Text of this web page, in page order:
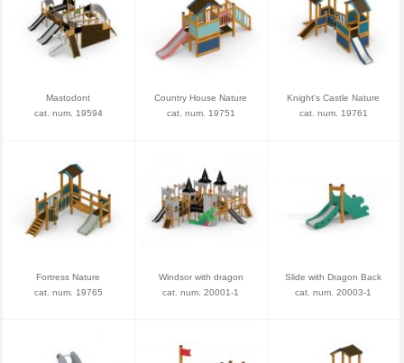
Mastodont
cat. num. 19594
Country House Nature
cat. num. 19751
Knight's Castle Nature
cat. num. 19761
Fortress Nature
cat. num. 19765
Windsor with dragon
cat. num. 20001-1
Slide with Dragon Back
cat. num. 20003-1